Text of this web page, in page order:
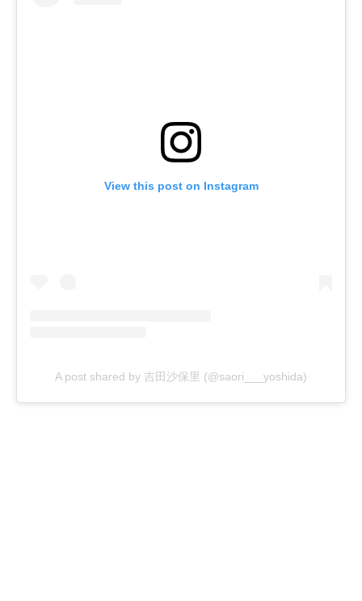
View this post on Instagram
A post shared by 吉田沙保里 (@saori___yoshida)